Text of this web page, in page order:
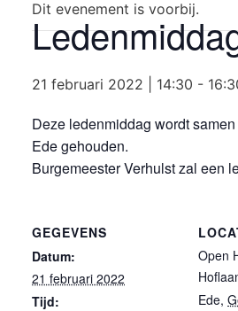
Dit evenement is voorbij.
21 februari 2022 | 14:30 -
Deze ledenmiddag wordt
Ede gehouden.
Burgemeester Verhulst zal een
GEGEVENS
Datum:
21 februari 2022
Tijd:
Open
Ede,